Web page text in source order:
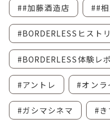
##加藤酒造店 ##
#BORDERLESSヒスト
#BORDERLESS体験レポ
#アントレ #オンラ
#ガシマシネマ #き